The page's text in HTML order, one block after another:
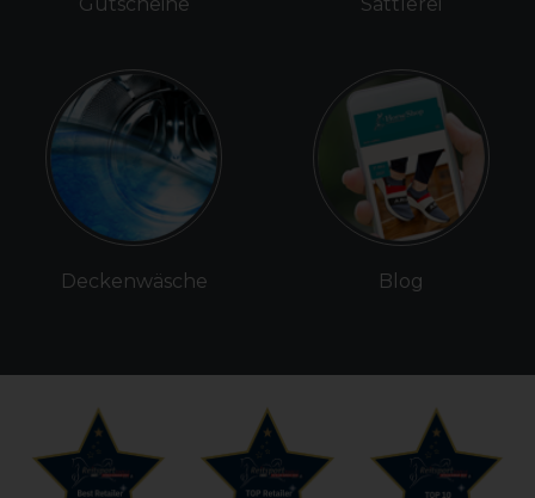
Deckenwäsche Blog